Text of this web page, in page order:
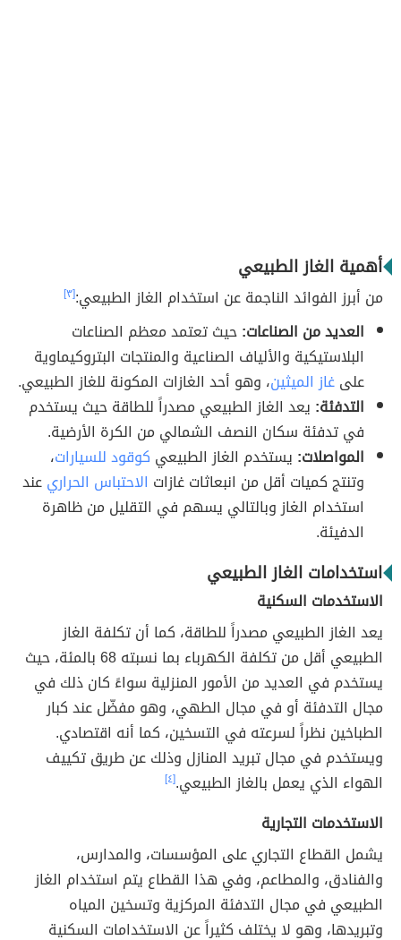
أهمية الغاز الطبيعي
من أبرز الفوائد الناجمة عن استخدام الغاز الطبيعي:[٣]
العديد من الصناعات:حيث تعتمد معظم الصناعات
البلاستيكية والألياف الصناعية والمنتجات البتروكيماوية
علىغاز الميثين، وهو أحد الغازات المكونة للغاز الطبيعي.
التدفئة: يعد الغاز الطبيعي مصدراً للطاقة حيث يستخدم
في تدفئة سكان النصف الشمالي من الكرة الأرضية.
المواصلات: يستخدم الغاز الطبيعي كوقود للسيارات،
وتنتج كميات أقل من انبعاثات غازات الاحتباس الحراريعند
استخدام الغاز وبالتالي يسهم في التقليل من ظاهرة
الدفيئة.
استخدامات الغاز الطبيعي
الاستخدمات السكنية
يعد الغاز الطبيعي مصدراً للطاقة، كما أن تكلفة الغاز
الطبيعي أقل من تكلفة الكهرباء بما نسبته 68 بالمئة، حيث
يستخدم في العديد من الأمور المنزلية سواءً كان ذلك في
مجال التدفئة أو في مجال الطهي، وهو مفضّل عند كبار
الطباخين نظراً لسرعته في التسخين، كما أنه اقتصادي.
ويستخدم في مجال تبريد المنازل وذلك عن طريق تكييف
الهواء الذي يعمل بالغاز الطبيعي.[٤]
الاستخدمات التجارية
يشمل القطاع التجاري على المؤسسات، والمدارس،
والفنادق، والمطاعم، وفي هذا القطاع يتم استخدام الغاز
الطبيعي في مجال التدفئة المركزية وتسخين المياه
وتبريدها، وهو لا يختلف كثيراً عن الاستخدامات السكنية